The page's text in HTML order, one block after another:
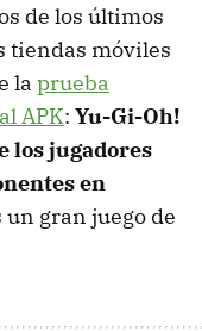
de los últimos
tiendas móviles
la prueba
APK: Yu-Gi-Oh!
los jugadores
en
un gran juego de